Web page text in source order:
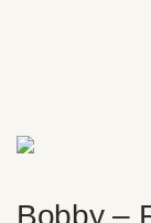
Bobby –